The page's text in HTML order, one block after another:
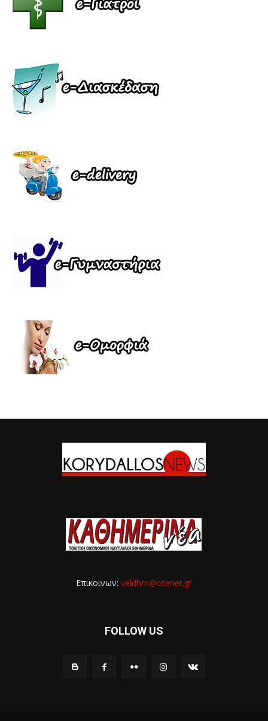
Επικοινων: veldhm@otenet.gr
FOLLOW US